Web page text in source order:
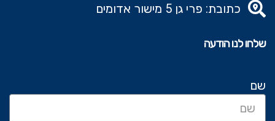
כתובת: פרי גן 5 מישור אדומים
שלחו לנו הודעה
שם